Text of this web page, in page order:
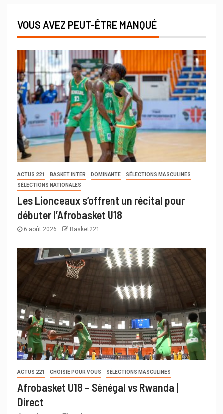
VOUS AVEZ PEUT-ÊTRE MANQUÉ
ACTUS 221 BASKET INTER DOMINANTE
SÉLECTIONS MASCULINES
SÉLECTIONS NATIONALES
Les Lionceaux s’offrent un récital pour
débuter l’Afrobasket U18
6 août 2026 Basket221
ACTUS 221 CHOISIE POUR VOUS SÉLECTIONS MASCULINES
Afrobasket U18 – Sénégal vs Rwanda |
Direct